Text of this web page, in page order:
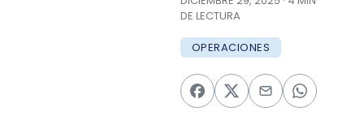
DE LECTURA
OPERACIONES